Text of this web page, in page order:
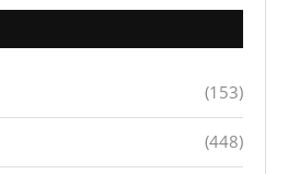
(153)
(448)